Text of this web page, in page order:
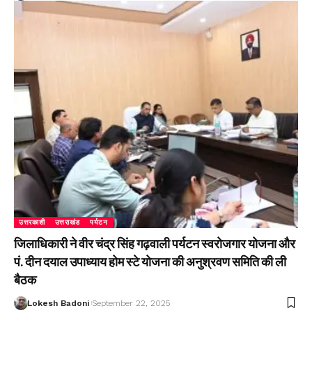
उत्तरकाशी उत्तराखंड पर्यटन
जिलाधिकारी ने वीर चंद्र सिंह गढ़वाली पर्यटन स्वरोजगार योजना और
पं. दीन दयाल उपाध्याय होम स्टे योजना की अनुश्रवण समिति की ली
बैठक
Lokesh Badoni September 22, 2025